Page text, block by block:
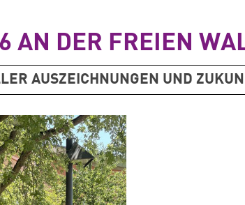
AN DER FREIEN
AUSZEICHNUNGEN UND